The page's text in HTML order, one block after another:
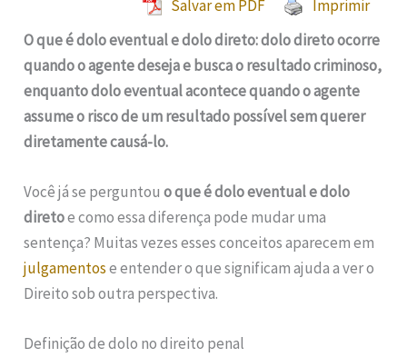
Salvar em PDF
Imprimir
O que é dolo eventual e dolo direto: dolo direto ocorre
quando o agente deseja e busca o resultado criminoso,
enquanto dolo eventual acontece quando o agente
assume o risco de um resultado possível sem querer
diretamente causá-lo.
Você já se perguntouo que é dolo eventual e dolo
diretoe como essa diferença pode mudar uma
sentença? Muitas vezes esses conceitos aparecem em
julgamentose entender o que significam ajuda a ver o
Direito sob outra perspectiva.
Definição de dolo no direito penal